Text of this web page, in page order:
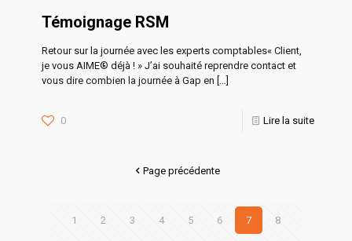
Témoignage RSM
Retour sur la journée avec les experts comptables« Client,
je vous AIME® déjà ! » J’ai souhaité reprendre contact et
vous dire combien la journée à Gap en […]
0 Lire la suite
Page précédente
1 2 3 4 5 6 7 8